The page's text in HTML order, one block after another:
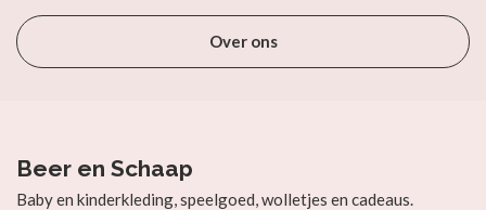
Over ons
Beer en Schaap
Baby en kinderkleding, speelgoed, wolletjes en cadeaus.